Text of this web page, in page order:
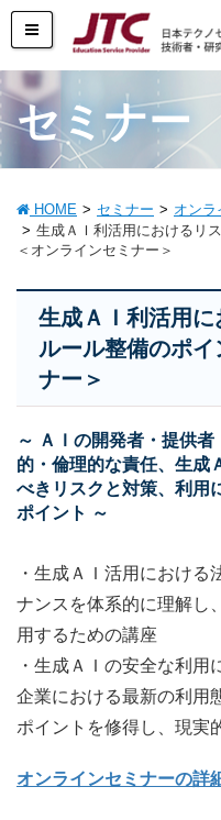
セミナー
HOME セミナー
オンラ
生成ＡＩ利活用におけるリ
＜オンラインセミナー＞
生成ＡＩ利活用
ルール整備のポ
ナー＞
～ ＡＩの開発者・提供
的・倫理的な責任、生成
べきリスクと対策、利用
ポイント ～
・生成ＡＩ活用におけ
ナンスを体系的に理解し
用するための講座
・生成ＡＩの安全な利用
企業における最新の利用
ポイントを修得し、現実
オンラインセミナーの詳